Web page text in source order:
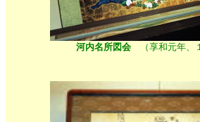
河内名所図会（享和元年、１